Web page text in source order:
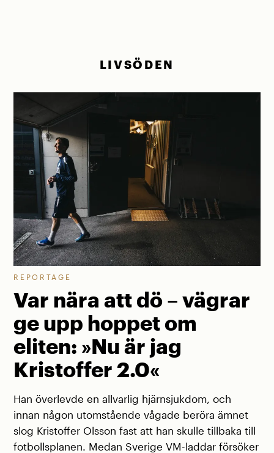
LIVSÖDEN
REPORTAGE
Var nära att dö – vägrar
ge upp hoppet om
eliten: »Nu är jag
Kristoffer 2.0«
Han överlevde en allvarlig hjärnsjukdom, och
innan någon utomstående vågade beröra ämnet
slog Kristoffer Olsson fast att han skulle tillbaka till
fotbollsplanen. Medan Sverige VM-laddar försöker